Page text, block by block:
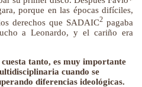
porque en las épocas difíciles,
derechos que SADAIC2 pagaba
a Leonardo, y el cariño era
tanto, es muy importante
cuando se
diferencias ideológicas.